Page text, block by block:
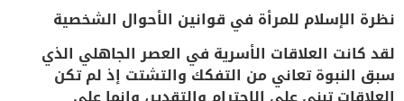
نظرة الإسلام للمرأة في قوانين الأحوال الشخصية
لقد كانت العلاقات الأسرية في العصر الجاهلي الذي
سبق النبوة تعاني من التفكك والتشتت إذ لم تكن